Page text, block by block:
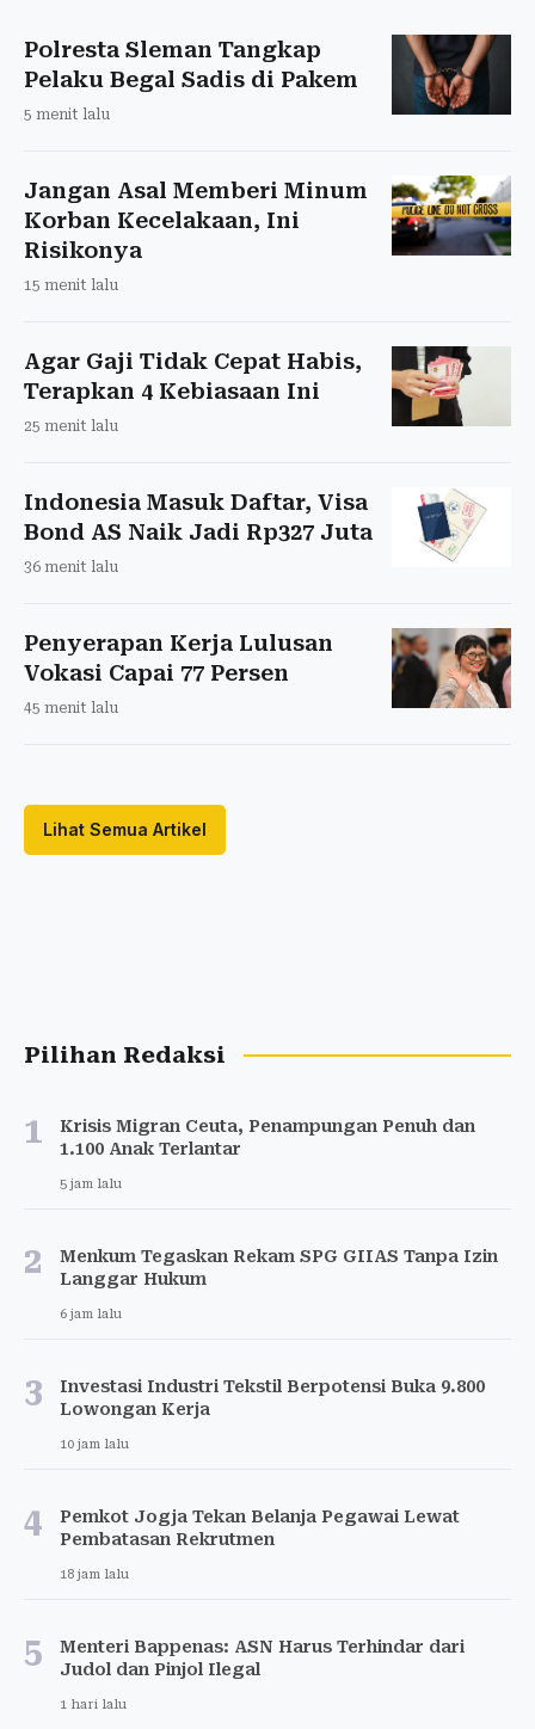
Polresta Sleman Tangkap
Pelaku Begal Sadis di Pakem
5 menit lalu
Jangan Asal Memberi Minum
Korban Kecelakaan, Ini
Risikonya
15 menit lalu
Agar Gaji Tidak Cepat Habis,
Terapkan 4 Kebiasaan Ini
25 menit lalu
Indonesia Masuk Daftar, Visa
Bond AS Naik Jadi Rp327 Juta
36 menit lalu
Penyerapan Kerja Lulusan
Vokasi Capai 77 Persen
45 menit lalu
Lihat Semua Artikel
Pilihan Redaksi
1
Krisis Migran Ceuta, Penampungan Penuh dan
1.100 Anak Terlantar
5 jam lalu
2
Menkum Tegaskan Rekam SPG GIIAS Tanpa Izin
Langgar Hukum
6 jam lalu
3
Investasi Industri Tekstil Berpotensi Buka 9.800
Lowongan Kerja
10 jam lalu
4
Pemkot Jogja Tekan Belanja Pegawai Lewat
Pembatasan Rekrutmen
18 jam lalu
5
Menteri Bappenas: ASN Harus Terhindar dari
Judol dan Pinjol Ilegal
1 hari lalu